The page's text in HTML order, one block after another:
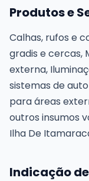
Produtos e
Calhas, rufos e
gradis e cercas,
externa,
sistemas de
para áreas
outros insumos
Ilha De
Indicação